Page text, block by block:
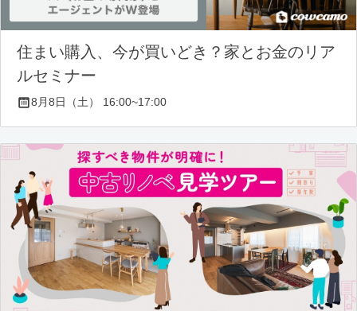
住まい購入、今が買いどき？家とお金のリア
ルセミナー
8月8日（土） 16:00~17:00